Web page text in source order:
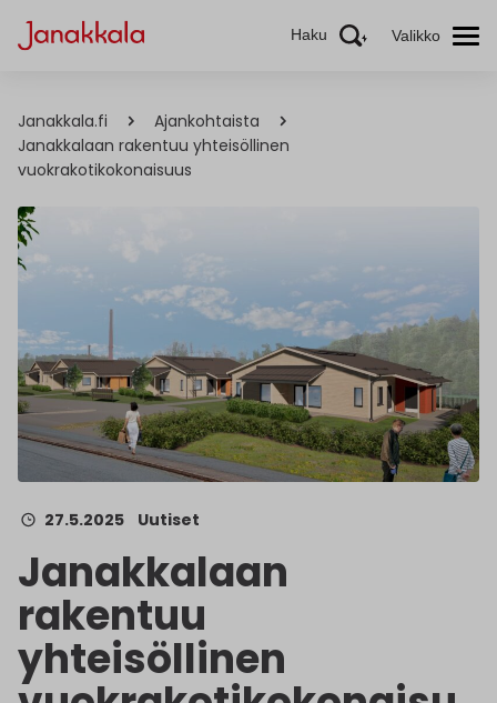
Haku Valikko
Janakkala.fi
Ajankohtaista
Janakkalaan rakentuu yhteisöllinen
vuokrakotikokonaisuus
27.5.2025 Uutiset
Janakkalaan
rakentuu
yhteisöllinen